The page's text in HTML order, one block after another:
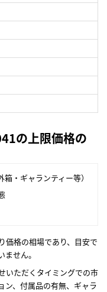
の上限価格の
・ギャランティー等）
価格の相場であり、目安で
せん。
いただくタイミングでの市
ン、付属品の有無、ギャラ